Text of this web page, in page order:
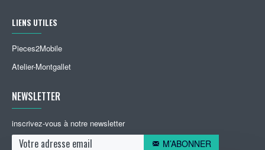
LIENS UTILES
Pieces2Mobile
Atelier-Montgallet
NEWSLETTER
inscrivez-vous à notre newsletter
M’ABONNER